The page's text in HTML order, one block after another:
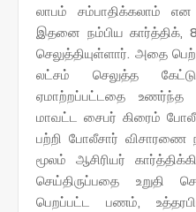
லாபம் சம்பாதிக்கலாம் என
இதனை நம்பிய கார்த்திக்,
செலுத்தியுள்ளார். அதை
லட்சம் செலுத்த
ஏமாற்றப்பட்டதை உணர்ந்த
மாவட்ட சைபர் கிரைம்
பற்றி போலீசார்
மூலம் ஆசிரியர்
செய்திருப்பதை உறுதி
பெறப்பட்ட பணம்,